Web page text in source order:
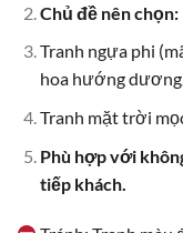
Chủ đề nên chọn:
Tranh ngựa phi
hoa hướng
Tranh mặt trời
Phù hợp với
tiếp khách.